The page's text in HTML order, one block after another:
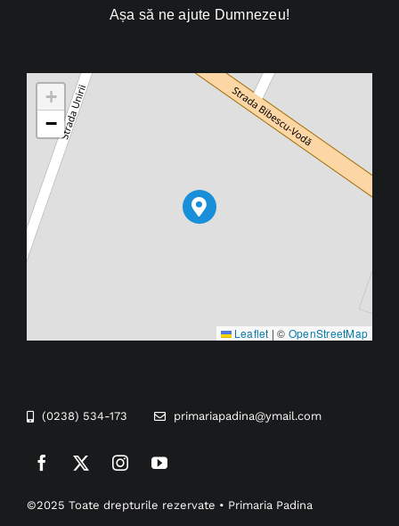
Așa să ne ajute Dumnezeu!
+
−
Leaflet | © OpenStreetMap
(0238) 534-173 primariapadina@ymail.com
©2025 Toate drepturile rezervate • Primaria Padina